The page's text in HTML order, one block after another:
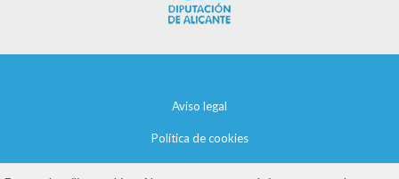
Aviso legal
Política de cookies